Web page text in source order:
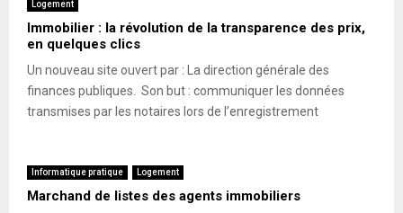
Logement
Immobilier : la révolution de la transparence des prix,
en quelques clics
Un nouveau site ouvert par : La direction générale des
finances publiques. Son but : communiquer les données
transmises par les notaires lors de l’enregistrement
Informatique pratique Logement
Marchand de listes des agents immobiliers